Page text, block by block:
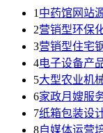
1 中药馆网站
2营销型环保
3营销型住宅
4电子设备产
5大型农业机
6家政月嫂服
7纸箱包装设
8自媒体运营